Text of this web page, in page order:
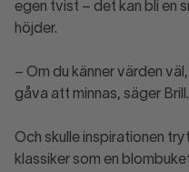
egen tvist – det kan bli en
höjder.
– Om du känner värden
gåva att minnas, säger Brill.
Och skulle inspirationen
klassiker som en